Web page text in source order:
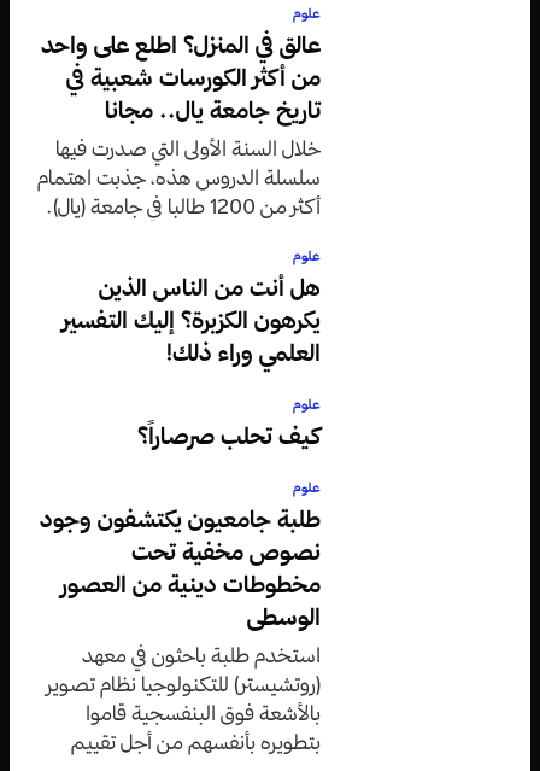
علوم
عالق في المنزل؟ اطلع على واحد
من أكثر الكورسات شعبية في
تاريخ جامعة يال.. مجانا
خلال السنة الأولى التي صدرت فيها
سلسلة الدروس هذه، جذبت اهتمام
أكثر من 1200 طالبا في جامعة (يال).
علوم
هل أنت من الناس الذين
يكرهون الكزبرة؟ إليك التفسير
العلمي وراء ذلك!
علوم
كيف تحلب صرصاراً؟
علوم
طلبة جامعيون يكتشفون وجود
نصوص مخفية تحت
مخطوطات دينية من العصور
الوسطى
استخدم طلبة باحثون في معهد
(روتشيستر) للتكنولوجيا نظام تصوير
بالأشعة فوق البنفسجية قاموا
بتطويره بأنفسهم من أجل تقييم